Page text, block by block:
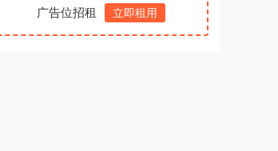
广告位招租 立即租用